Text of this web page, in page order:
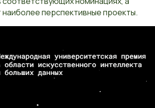
перспективные проекты.